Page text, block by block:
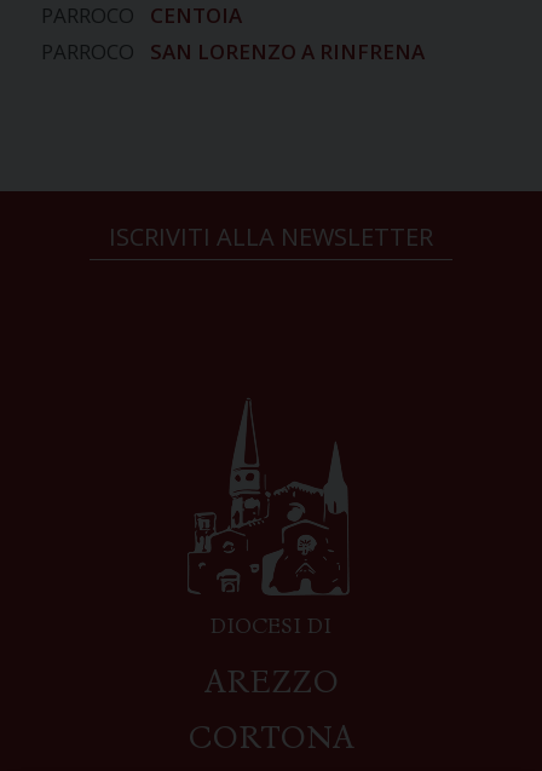
PARROCO
CENTOIA
PARROCO
SAN LORENZO A RINFRENA
ISCRIVITI ALLA NEWSLETTER
DIOCESI DI
AREZZO
CORTONA